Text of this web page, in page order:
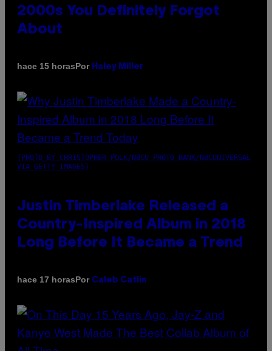
2000s You Definitely Forgot
About
hace 15 horasPor Haley Miller
(PHOTO BY CHRISTOPHER POLK/NBCU PHOTO BANK/NBCUNIVERSAL
VIA GETTY IMAGES)
Justin Timberlake Released a
Country-Inspired Album in 2018
Long Before It Became a Trend
hace 17 horasPor Caleb Catlin